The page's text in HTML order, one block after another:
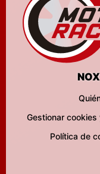
Gestionar
Política de